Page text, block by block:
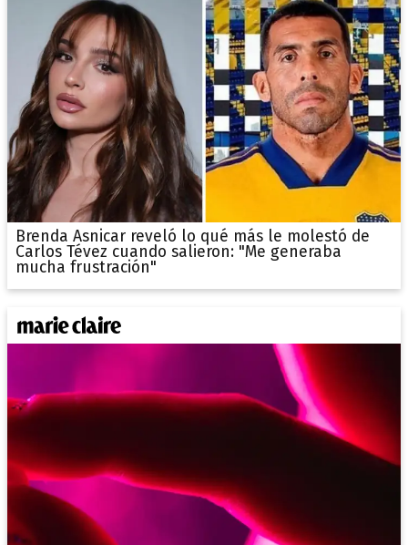
Brenda Asnicar reveló lo qué más le molestó de
Carlos Tévez cuando salieron: "Me generaba
mucha frustración"